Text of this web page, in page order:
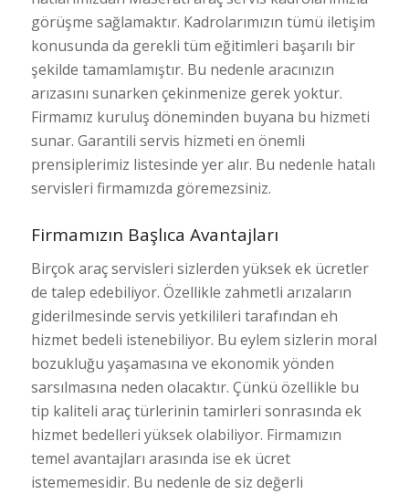
görüşme sağlamaktır. Kadrolarımızın tümü iletişim
konusunda da gerekli tüm eğitimleri başarılı bir
şekilde tamamlamıştır. Bu nedenle aracınızın
arızasını sunarken çekinmenize gerek yoktur.
Firmamız kuruluş döneminden buyana bu hizmeti
sunar. Garantili servis hizmeti en önemli
prensiplerimiz listesinde yer alır. Bu nedenle hatalı
servisleri firmamızda göremezsiniz.
Firmamızın Başlıca Avantajları
Birçok araç servisleri sizlerden yüksek ek ücretler
de talep edebiliyor. Özellikle zahmetli arızaların
giderilmesinde servis yetkilileri tarafından eh
hizmet bedeli istenebiliyor. Bu eylem sizlerin moral
bozukluğu yaşamasına ve ekonomik yönden
sarsılmasına neden olacaktır. Çünkü özellikle bu
tip kaliteli araç türlerinin tamirleri sonrasında ek
hizmet bedelleri yüksek olabiliyor. Firmamızın
temel avantajları arasında ise ek ücret
istememesidir. Bu nedenle de siz değerli